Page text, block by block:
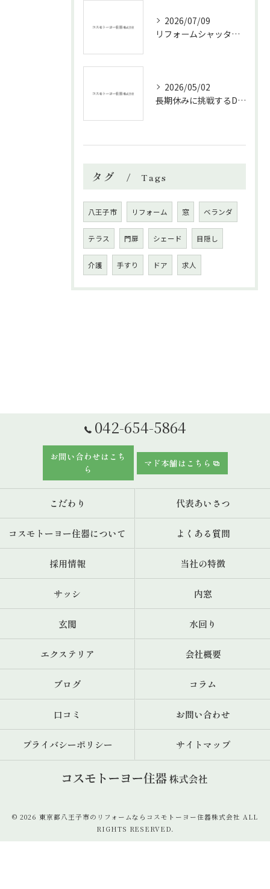
2026/07/09
リフォームシャッターで叶える台風対策の効果的方法
2026/05/02
長期休みに挑戦するDIYリフォームの極意
タグ Tags
八王子市 リフォーム 窓 ベランダ
テラス 門扉 シェード 目隠し
介護 手すり ドア 求人
042-654-5864
お問い合わせはこち
ら
マド本舗はこちら
こだわり 代表あいさつ
コスモトーヨー住器について よくある質問
採用情報 当社の特徴
サッシ 内窓
玄関 水回り
エクステリア 会社概要
ブログ コラム
口コミ お問い合わせ
プライバシーポリシー サイトマップ
© 2026 東京都八王子市のリフォームならコスモトーヨー住器株式会社 ALL
RIGHTS RESERVED.